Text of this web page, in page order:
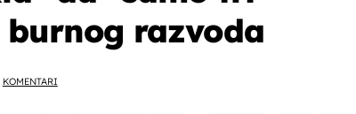
razvoda
KOMENTARI